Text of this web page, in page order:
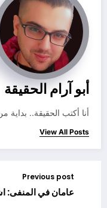
أبو آرام الحقيقة
أنا أكتب الحقيقة..
View All Posts
Previous post
عامان في المنفى: